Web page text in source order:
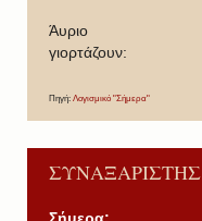
Άυριο
γιορτάζουν:
Πηγή: Λογισμικό "Σήμερα"
ΣΥΝΑΞΑΡΙΣΤΗΣ